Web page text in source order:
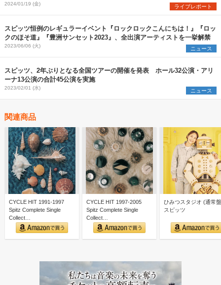
2024/01/19 (金) ライブレポート
スピッツ恒例のレギュラーイベント『ロックロックこんにちは！』『ロッ
クのほそ道』『豊洲サンセット2023』、全出演アーティストを一挙解禁
2023/06/06 (火) ニュース
スピッツ、2年ぶりとなる全国ツアーの開催を発表 ホール32公演・アリ
ーナ13公演の合計45公演を実施
2023/02/01 (水) ニュース
関連商品
CYCLE HIT 1991-1997
Spitz Complete Single
Collect…
CYCLE HIT 1997-2005
Spitz Complete Single
Collect…
ひみつスタジオ (通常
スピッツ